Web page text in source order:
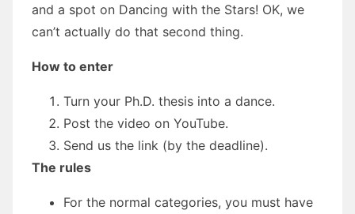
and a spot on Dancing with the Stars! OK, we
can’t actually do that second thing.
How to enter
Turn your Ph.D. thesis into a dance.
Post the video on YouTube.
Send us the link (by the deadline).
The rules
For the normal categories, you must have